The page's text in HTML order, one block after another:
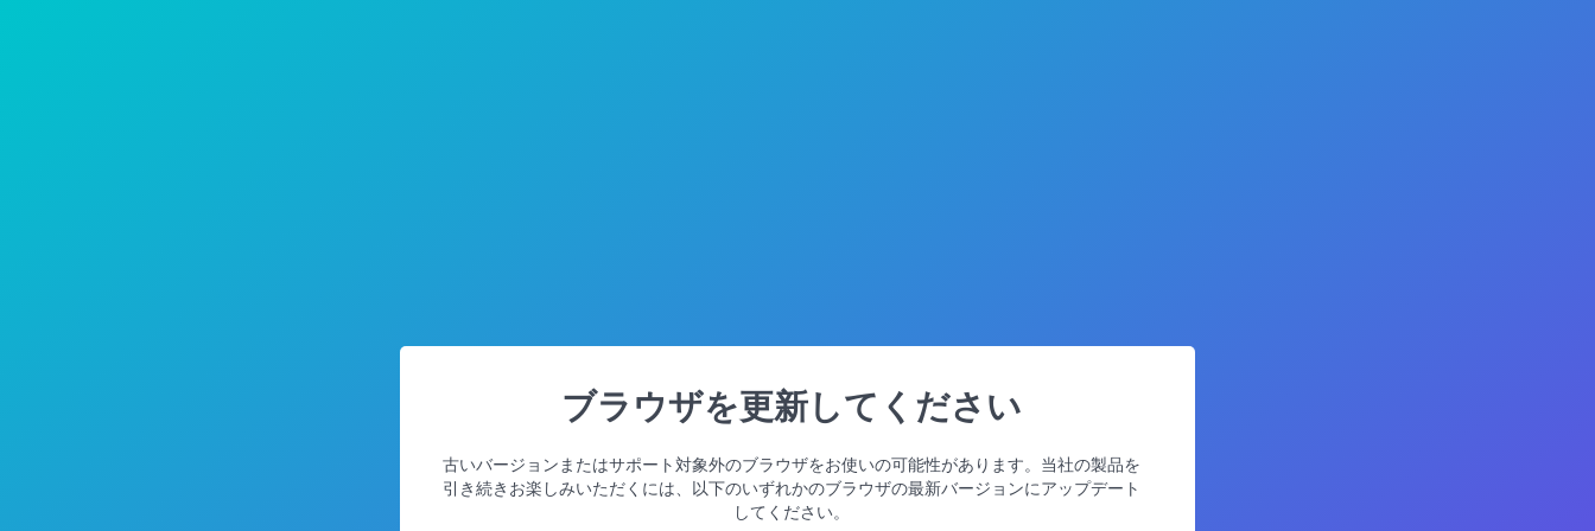
ブラウザを更新してください
古いバージョンまたはサポート対象外のブラウザをお使いの可能性があります。当社の製品を
引き続きお楽しみいただくには、以下のいずれかのブラウザの最新バージョンにアップデート
してください。